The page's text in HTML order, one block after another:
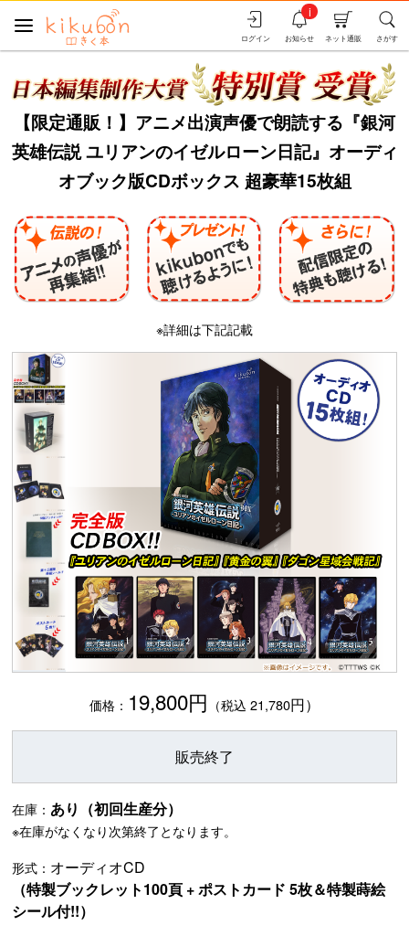
さがす
ネット通販
お知らせ
i
ログイン
【限定通販！】アニメ出演声優で朗読する『銀河
英雄伝説 ユリアンのイゼルローン日記』オーディ
オブック版CDボックス 超豪華15枚組
※詳細は下記記載
価格： 19,800円 （税込 21,780円）
販売終了
在庫： あり（初回生産分）
※在庫がなくなり次第終了となります。
形式： オーディオCD
（特製ブックレット100頁 + ポストカード 5枚＆特製蒔絵
シール付!!）